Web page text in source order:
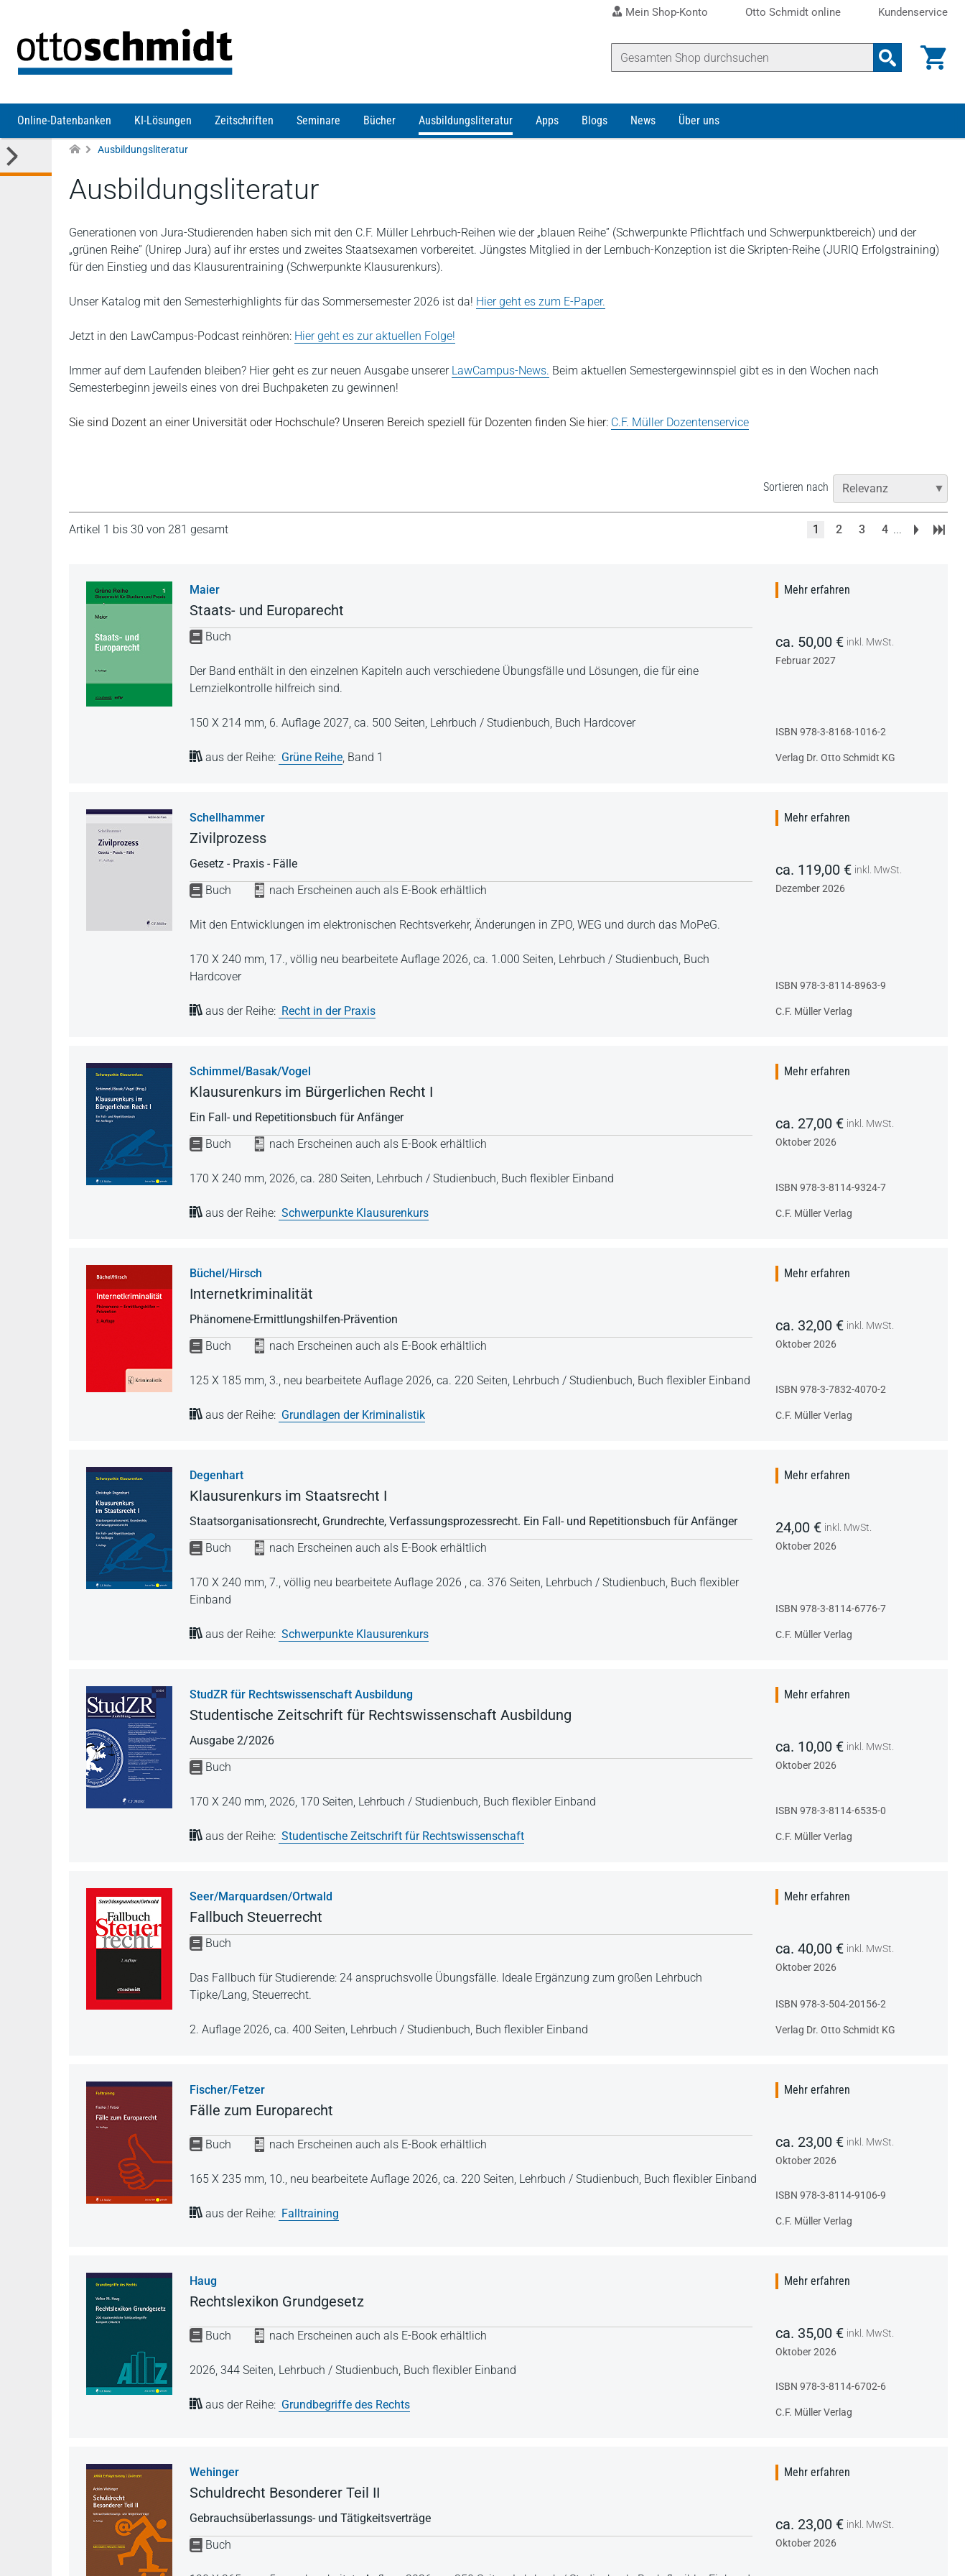
Mein Shop-Konto Otto Schmidt online Kundenservice
Online-Datenbanken KI-Lösungen Zeitschriften Seminare Bücher Ausbildungsliteratur Apps Blogs News Über uns
Ausbildungsliteratur
Ausbildungsliteratur
Generationen von Jura-Studierenden haben sich mit den C.F. Müller Lehrbuch-Reihen wie der „blauen Reihe” (Schwerpunkte Pflichtfach und Schwerpunktbereich) und der
„grünen Reihe” (Unirep Jura) auf ihr erstes und zweites Staatsexamen vorbereitet. Jüngstes Mitglied in der Lernbuch-Konzeption ist die Skripten-Reihe (JURIQ Erfolgstraining)
für den Einstieg und das Klausurentraining (Schwerpunkte Klausurenkurs).
Unser Katalog mit den Semesterhighlights für das Sommersemester 2026 ist da! Hier geht es zum E-Paper.
Jetzt in den LawCampus-Podcast reinhören: Hier geht es zur aktuellen Folge!
Immer auf dem Laufenden bleiben? Hier geht es zur neuen Ausgabe unserer LawCampus-News. Beim aktuellen Semestergewinnspiel gibt es in den Wochen nach
Semesterbeginn jeweils eines von drei Buchpaketen zu gewinnen!
Sie sind Dozent an einer Universität oder Hochschule? Unseren Bereich speziell für Dozenten finden Sie hier: C.F. Müller Dozentenservice
Sortieren nach
Artikel 1 bis 30 von 281 gesamt 1 2 3 4 ...
Maier
Staats- und Europarecht
Buch
Der Band enthält in den einzelnen Kapiteln auch verschiedene Übungsfälle und Lösungen, die für eine
Lernzielkontrolle hilfreich sind.
150 X 214 mm, 6. Auflage 2027, ca. 500 Seiten, Lehrbuch / Studienbuch, Buch Hardcover
aus der Reihe: Grüne Reihe, Band 1
Mehr erfahren
ca. 50,00 € inkl. MwSt.
Februar 2027
ISBN 978-3-8168-1016-2
Verlag Dr. Otto Schmidt KG
Schellhammer
Zivilprozess
Gesetz - Praxis - Fälle
Buch
nach Erscheinen auch als E-Book erhältlich
Mit den Entwicklungen im elektronischen Rechtsverkehr, Änderungen in ZPO, WEG und durch das MoPeG.
170 X 240 mm, 17., völlig neu bearbeitete Auflage 2026, ca. 1.000 Seiten, Lehrbuch / Studienbuch, Buch
Hardcover
aus der Reihe: Recht in der Praxis
Mehr erfahren
ca. 119,00 € inkl. MwSt.
Dezember 2026
ISBN 978-3-8114-8963-9
C.F. Müller Verlag
Schimmel/Basak/Vogel
Klausurenkurs im Bürgerlichen Recht I
Ein Fall- und Repetitionsbuch für Anfänger
Buch
nach Erscheinen auch als E-Book erhältlich
170 X 240 mm, 2026, ca. 280 Seiten, Lehrbuch / Studienbuch, Buch flexibler Einband
aus der Reihe: Schwerpunkte Klausurenkurs
Mehr erfahren
ca. 27,00 € inkl. MwSt.
Oktober 2026
ISBN 978-3-8114-9324-7
C.F. Müller Verlag
Büchel/Hirsch
Internetkriminalität
Phänomene-Ermittlungshilfen-Prävention
Buch
nach Erscheinen auch als E-Book erhältlich
125 X 185 mm, 3., neu bearbeitete Auflage 2026, ca. 220 Seiten, Lehrbuch / Studienbuch, Buch flexibler Einband
aus der Reihe: Grundlagen der Kriminalistik
Mehr erfahren
ca. 32,00 € inkl. MwSt.
Oktober 2026
ISBN 978-3-7832-4070-2
C.F. Müller Verlag
Degenhart
Klausurenkurs im Staatsrecht I
Staatsorganisationsrecht, Grundrechte, Verfassungsprozessrecht. Ein Fall- und Repetitionsbuch für Anfänger
Buch
nach Erscheinen auch als E-Book erhältlich
170 X 240 mm, 7., völlig neu bearbeitete Auflage 2026 , ca. 376 Seiten, Lehrbuch / Studienbuch, Buch flexibler
Einband
aus der Reihe: Schwerpunkte Klausurenkurs
Mehr erfahren
24,00 € inkl. MwSt.
Oktober 2026
ISBN 978-3-8114-6776-7
C.F. Müller Verlag
StudZR für Rechtswissenschaft Ausbildung
Studentische Zeitschrift für Rechtswissenschaft Ausbildung
Ausgabe 2/2026
Buch
170 X 240 mm, 2026, 170 Seiten, Lehrbuch / Studienbuch, Buch flexibler Einband
aus der Reihe: Studentische Zeitschrift für Rechtswissenschaft
Mehr erfahren
ca. 10,00 € inkl. MwSt.
Oktober 2026
ISBN 978-3-8114-6535-0
C.F. Müller Verlag
Seer/Marquardsen/Ortwald
Fallbuch Steuerrecht
Buch
Das Fallbuch für Studierende: 24 anspruchsvolle Übungsfälle. Ideale Ergänzung zum großen Lehrbuch
Tipke/Lang, Steuerrecht.
2. Auflage 2026, ca. 400 Seiten, Lehrbuch / Studienbuch, Buch flexibler Einband
Mehr erfahren
ca. 40,00 € inkl. MwSt.
Oktober 2026
ISBN 978-3-504-20156-2
Verlag Dr. Otto Schmidt KG
Fischer/Fetzer
Fälle zum Europarecht
Buch nach Erscheinen auch als E-Book erhältlich
165 X 235 mm, 10., neu bearbeitete Auflage 2026, ca. 220 Seiten, Lehrbuch / Studienbuch, Buch flexibler Einband
aus der Reihe: Falltraining
Mehr erfahren
ca. 23,00 € inkl. MwSt.
Oktober 2026
ISBN 978-3-8114-9106-9
C.F. Müller Verlag
Haug
Rechtslexikon Grundgesetz
Buch nach Erscheinen auch als E-Book erhältlich
2026, 344 Seiten, Lehrbuch / Studienbuch, Buch flexibler Einband
aus der Reihe: Grundbegriffe des Rechts
Mehr erfahren
ca. 35,00 € inkl. MwSt.
Oktober 2026
ISBN 978-3-8114-6702-6
C.F. Müller Verlag
Wehinger
Schuldrecht Besonderer Teil II
Gebrauchsüberlassungs- und Tätigkeitsverträge
Buch
Mehr erfahren
ca. 23,00 € inkl. MwSt.
Oktober 2026